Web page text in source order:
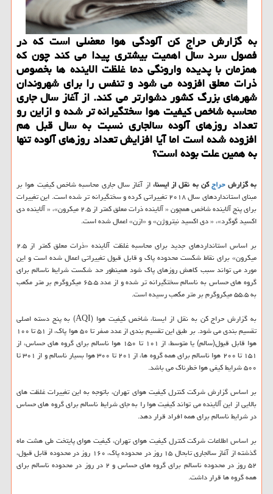
به گزارش حراج كن آلودگی هوا معضلی است كه در
فصول سرد سال اهمیت بیشتری پیدا می كند چون كه
همزمان با پدیده وارونگی دما غلظت الاینده ها بخصوص
ذرات معلق افزوده می شود و تنفس را برای شهروندان
شهرهای بزرگ كشور دشوارتر می كند. از آغاز سال جاری
محاسبه شاخص كیفیت هوا سختگیرانه تر شده و ازاین رو
تعداد روزهای آلوده سالجاری نسبت به سال قبل هم
افزوده شده است اما آیا افزایش تعداد روزهای آلوده تنها
به همین علت بوده است؟
به گزارشحراجکن به نقل از ایسنا،از آغاز سال جاری محاسبه شاخص کیفیت هوا بر
مبنای استانداردهای سال ۲۰۱۸ تغییراتی کرده و سختگیرانه تر شده است. این تغییرات
برای پنج آلاینده شاخص همچون « آلاینده ذرات معلق کمتر از ۲.۵ میکرون»، « آلاینده دی
اکسید گوگرد»، « دی اکسید نیتروژن» و «ازن» اعمال شده است.
بر اساس استانداردهای جدید برای محاسبه غلظت آلاینده «ذرات معلق کمتر از ۲.۵
میکرون» برای نقاط شکست محدوده پاک و قابل قبول تغییراتی اعمال شده است و این
مورد می تواند سبب کاهش روزهای پاک شود همینطور حد شکست شرایط ناسالم برای
گروه های حساس به ناسالم سختگیرانه تر شده و از عدد ۶۵.۵ میکروگرم بر متر مکعب
به ۵۵.۵ میکروگرم بر متر مکعب رسیده است.
به گزارش حراج کن به نقل از ایسنا، شاخص کیفیت هوا (AQI) به پنج دسته اصلی
تقسیم بندی می شود. بر طبق این تقسیم بندی از عدد صفر تا ۵۰ هوا پاک، از ۵۱ تا ۱۰۰
هوا قابل قبول(سالم) یا متوسط، از ۱۰۱ تا ۱۵۰ هوا ناسالم برای گروه های حساس، از
۱۵۱ تا ۲۰۰ هوا ناسالم برای همه گروه ها، از ۲۰۱ تا ۳۰۰ هوا بسیار ناسالم و از ۳۰۱ تا
۵۰۰ شرایط کیفی هوا خطرناک می باشد.
بر اساس گزارش شرکت کنترل کیفیت هوای تهران، باتوجه به این تغییرات غلظت های
بالایی از این آلاینده می تواند کیفیت هوا را به جای شرایط ناسالم برای گروه های حساس
در شرایط ناسالم برای همه افراد قرار دهد.
بر اساس اطلاعات شرکت کنترل کیفیت هوای تهران، کیفیت هوای پایتخت طی هشت ماه
گذشته از آغاز سالجاری تابحال ۱۵ روز در محدوده پاک، ۱۶۰ روز در محدوده قابل قبول،
۵۲ روز در محدوده ناسالم برای گروه های حساس و ۲ در روز در محدوده ناسالم برای
همه گروه ها قرار داشت.